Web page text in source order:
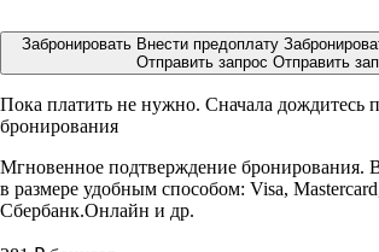
Забронировать Внести предоплату
Отправить запрос Отправить
Пока платить не нужно. Сначала дождитесь
бронирования
Мгновенное подтверждение бронирования.
в размере удобным способом: Visa,
Сбербанк.Онлайн и др.